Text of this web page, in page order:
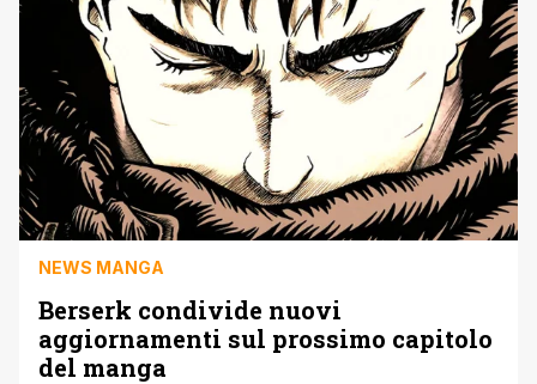
NEWS MANGA
Berserk condivide nuovi
aggiornamenti sul prossimo capitolo
del manga